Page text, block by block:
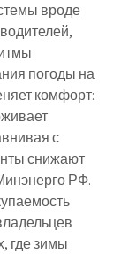
вроде
погоды на
комфорт:
с
снижают
РФ.
где зимы